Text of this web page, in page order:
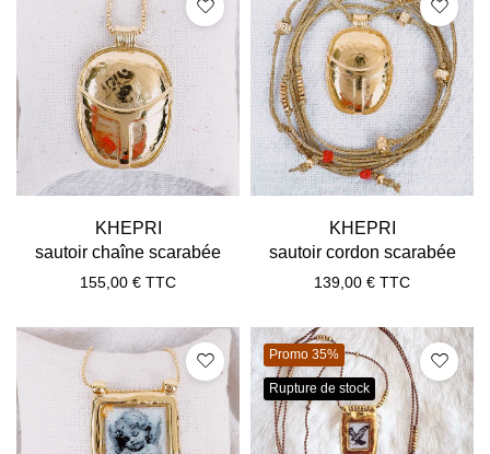
KHEPRI
sautoir chaîne scarabée
155,00 € TTC
KHEPRI
sautoir cordon scarabée
139,00 € TTC
Promo 35%
Rupture de stock